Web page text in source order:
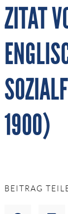
ZITAT
1900)
BEITRAG